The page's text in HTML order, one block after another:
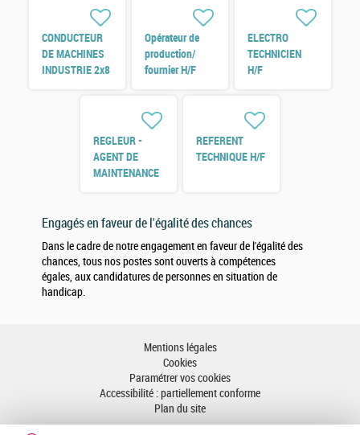
CONDUCTEUR
DE MACHINES
INDUSTRIE 2x8
Opérateur de
production/
fournier H/F
ELECTRO
TECHNICIEN
H/F
REGLEUR -
AGENT DE
MAINTENANCE
REFERENT
TECHNIQUE H/F
Engagés en faveur de l'égalité des chances
Dans le cadre de notre engagement en faveur de l'égalité des
chances, tous nos postes sont ouverts à compétences
égales, aux candidatures de personnes en situation de
handicap.
Mentions légales
Cookies
Paramétrer vos cookies
Accessibilité : partiellement conforme
Plan du site